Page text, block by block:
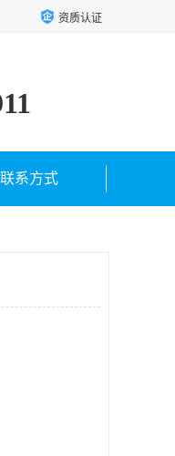
资质认证
联系方式